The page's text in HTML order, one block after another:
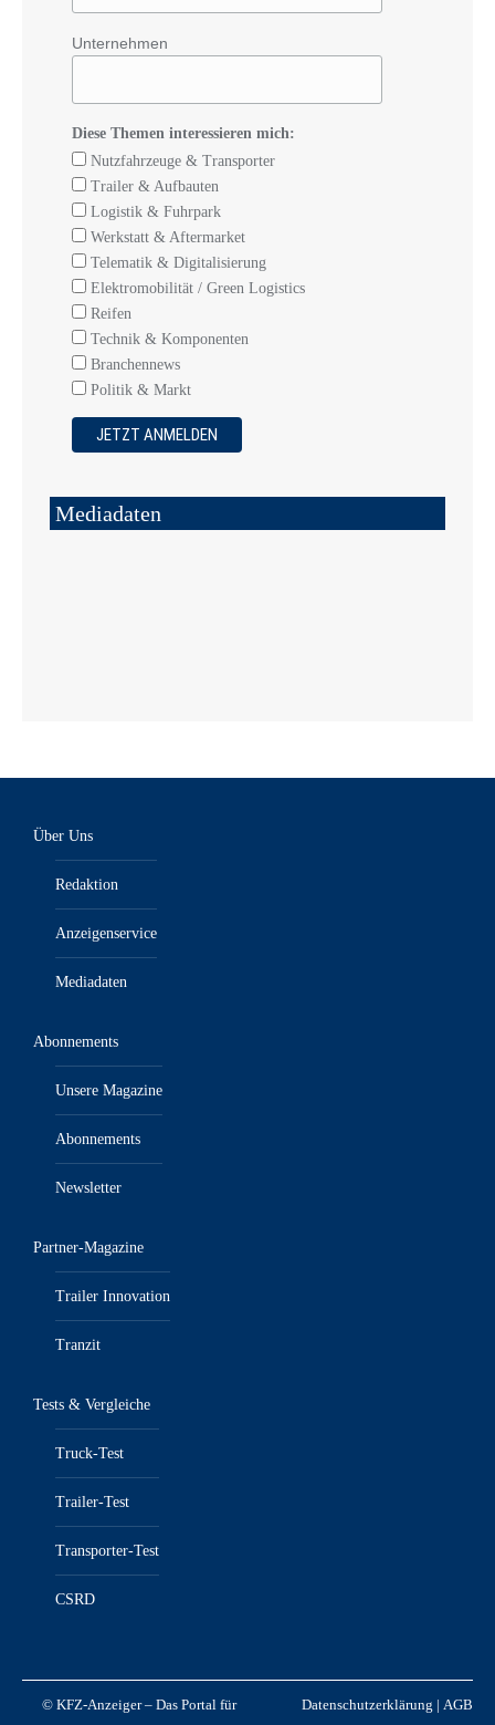
Unternehmen
Diese Themen interessieren mich:
Nutzfahrzeuge & Transporter
Trailer & Aufbauten
Logistik & Fuhrpark
Werkstatt & Aftermarket
Telematik & Digitalisierung
Elektromobilität / Green Logistics
Reifen
Technik & Komponenten
Branchennews
Politik & Markt
Mediadaten
Über Uns
Redaktion
Anzeigenservice
Mediadaten
Abonnements
Unsere Magazine
Abonnements
Newsletter
Partner-Magazine
Trailer Innovation
Tranzit
Tests & Vergleiche
Truck-Test
Trailer-Test
Transporter-Test
CSRD
© KFZ-Anzeiger – Das Portal für
Datenschutzerklärung | AGB